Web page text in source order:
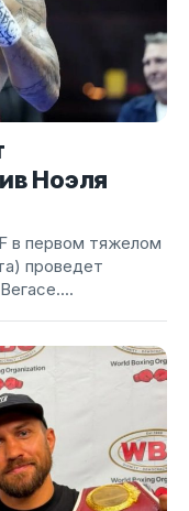
Ноэля
в первом тяжелом
проведет